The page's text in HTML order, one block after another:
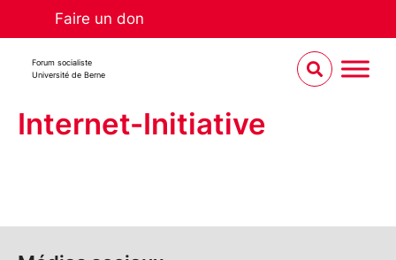
Faire un don
Forum socialiste
Université de Berne
Internet-Initiative